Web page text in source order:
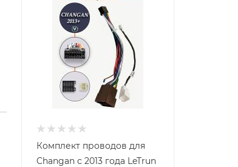
Комплект проводов для
Changan с 2013 года LeTrun